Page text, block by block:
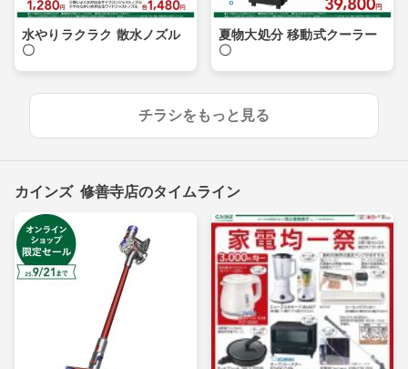
水やりラクラク 散水ノズル
〇
夏物大処分 移動式クーラー
〇
チラシをもっと見る
カインズ 修善寺店のタイムライン